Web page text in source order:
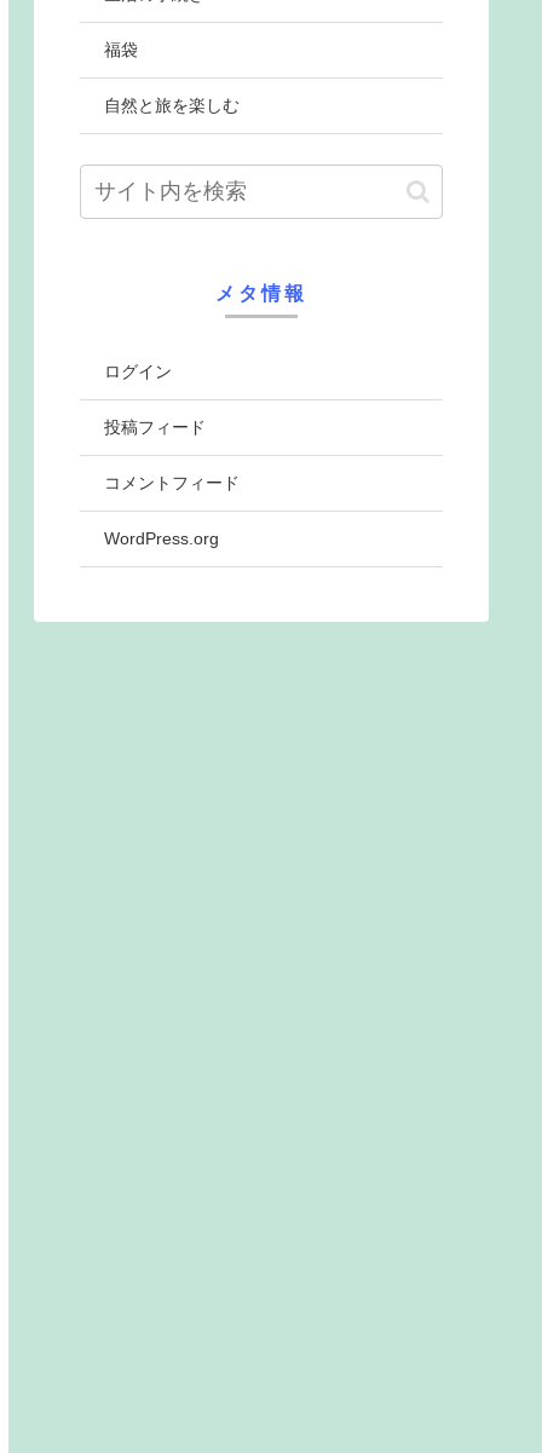
福袋
自然と旅を楽しむ
メタ情報
ログイン
投稿フィード
コメントフィード
WordPress.org